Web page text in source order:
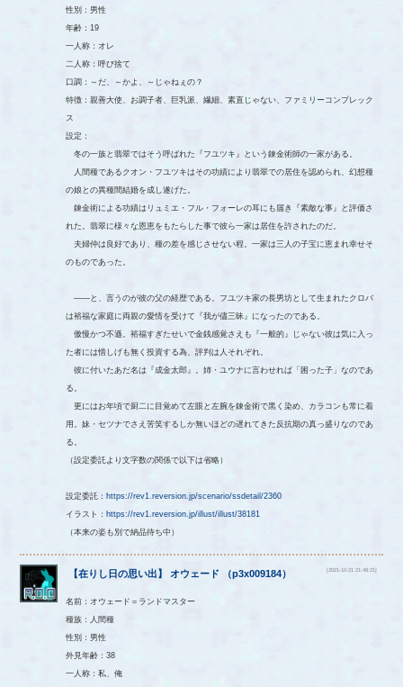
性別：男性
年齢：19
一人称：オレ
二人称：呼び捨て
口調：～だ、～かよ、～じゃねぇの？
特徴：親善大使、お調子者、巨乳派、繊細、素直じゃない、ファミリーコンプレック
ス
設定：
冬の一族と翡翠ではそう呼ばれた『フユツキ』という錬金術師の一家がある。
人間種であるクオン・フユツキはその功績により翡翠での居住を認められ、幻想種
の娘との異種間結婚を成し遂げた。
錬金術による功績はリュミエ・フル・フォーレの耳にも届き『素敵な事』と評価さ
れた。翡翠に様々な恩恵をもたらした事で彼ら一家は居住を許されたのだ。
夫婦仲は良好であり、種の差を感じさせない程。一家は三人の子宝に恵まれ幸せそ
のものであった。
――と、言うのが彼の父の経歴である。フユツキ家の長男坊として生まれたクロバ
は裕福な家庭に両親の愛情を受けて『我が儘三昧』になったのである。
傲慢かつ不遜。裕福すぎたせいで金銭感覚さえも『一般的』じゃない彼は気に入っ
た者には惜しげも無く投資する為、評判は人それぞれ。
彼に付いたあだ名は『成金太郎』。姉・ユウナに言わせれば「困った子」なのであ
る。
更にはお年頃で厨二に目覚めて左眼と左腕を錬金術で黒く染め、カラコンも常に着
用。妹・セツナでさえ苦笑するしか無いほどの遅れてきた反抗期の真っ盛りなのであ
る。
（設定委託より文字数の関係で以下は省略）
設定委託： https://rev1.reversion.jp/scenario/ssdetail/2360
イラスト： https://rev1.reversion.jp/illust/illust/38181
（本来の姿も別で納品待ち中）
【在りし日の思い出】 オウェード （p3x009184） [2021-10-21 21:48:21]
名前：オウェード＝ランドマスター
種族：人間種
性別：男性
外見年齢：38
一人称：私、俺